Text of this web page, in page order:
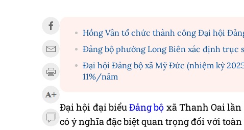
Hồng Vân tổ chức thành công Đại hội
Đảng bộ phường Long Biên xác định trục
Đại hội Đảng bộ xã Mỹ Đức (nhiệm kỳ
11%/năm
Đại hội đại biểuĐảng bộ xã Thanh Oai
có ý nghĩa đặc biệt quan trọng đối với